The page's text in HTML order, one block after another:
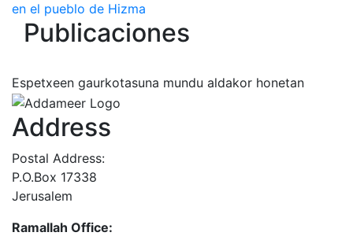
en el pueblo de Hizma
Publicaciones
Espetxeen gaurkotasuna mundu aldakor honetan
Address
Postal Address:
P.O.Box 17338
Jerusalem
Ramallah Office: